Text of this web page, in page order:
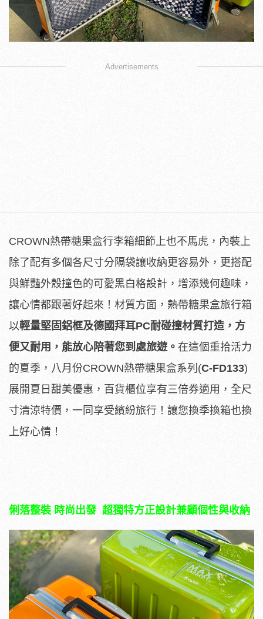
Advertisements
CROWN熱帶糖果盒行李箱細節上也不馬虎，內裝上
除了配有多個各尺寸分隔袋讓收納更容易外，更搭配
與鮮豔外殼撞色的可愛黑白格設計，增添幾何趣味，
讓心情都跟著好起來！材質方面，熱帶糖果盒旅行箱
以輕量堅固鋁框及德國拜耳PC耐碰撞材質打造，方
便又耐用，能放心陪著您到處旅遊。 在這個重拾活力
的夏季，八月份CROWN熱帶糖果盒系列(C-FD133)
展開夏日甜美優惠，百貨櫃位享有三倍券適用，全尺
寸清涼特價，一同享受繽紛旅行！讓您換季換箱也換
上好心情！
俐落整裝 時尚出發 超獨特方正設計兼顧個性與收納